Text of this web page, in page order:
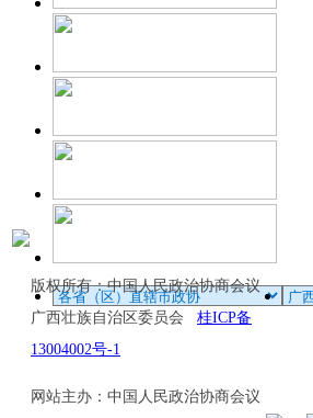
版权所有：中国人民政治协商会议
广西壮族自治区委员会 桂ICP备
13004002号-1
网站主办：中国人民政治协商会议